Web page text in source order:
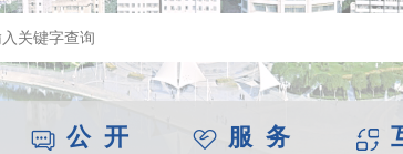
公 开 服 务